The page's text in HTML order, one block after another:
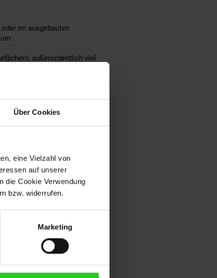
Über Cookies
eine Vielzahl von
auf unserer
die Cookie Verwendung
bzw. widerrufen.
Marketing
im ausgebauten
außerordentlich viel